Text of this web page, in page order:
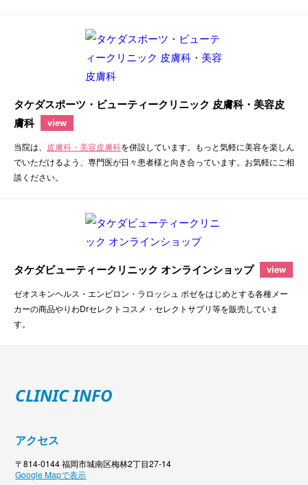
タケダスポーツ・ビューティークリニック 皮膚科・美容皮
膚科
view
当院は、 皮膚科・美容皮膚科を併設しています。もっと気軽に美容を楽しん
でいただけるよう、専門医が日々患者様と向き合っています。お気軽にご相
談ください。
タケダビューティークリニック オンラインショップ view
ゼオスキンヘルス・エンビロン・ラロッシュ ポゼをはじめとする各種メー
カーの商品やりわDrセレクトコスメ・セレクトサプリ等を販売していま
す。
CLINIC INFO
アクセス
〒814-0144 福岡市城南区梅林2丁目27-14
Google Mapで表示